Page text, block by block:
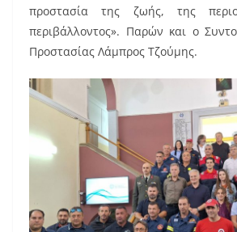
προστασία της ζωής, της
περιβάλλοντος». Παρών και ο
Προστασίας Λάμπρος Τζούμης.